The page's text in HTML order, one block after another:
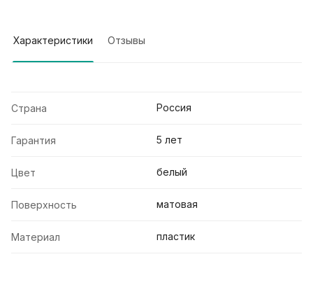
Характеристики Отзывы
Страна Россия
Гарантия 5 лет
Цвет белый
Поверхность матовая
Материал пластик